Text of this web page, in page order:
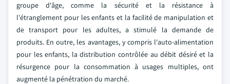
groupe d'âge, comme la sécurité et la résistance à
l'étranglement pour les enfants et la facilité de manipulation et
de transport pour les adultes, a stimulé la demande de
produits. En outre, les avantages, y compris l'auto-alimentation
pour les enfants, la distribution contrôlée au débit désiré et la
résurgence pour la consommation à usages multiples, ont
augmenté la pénétration du marché.